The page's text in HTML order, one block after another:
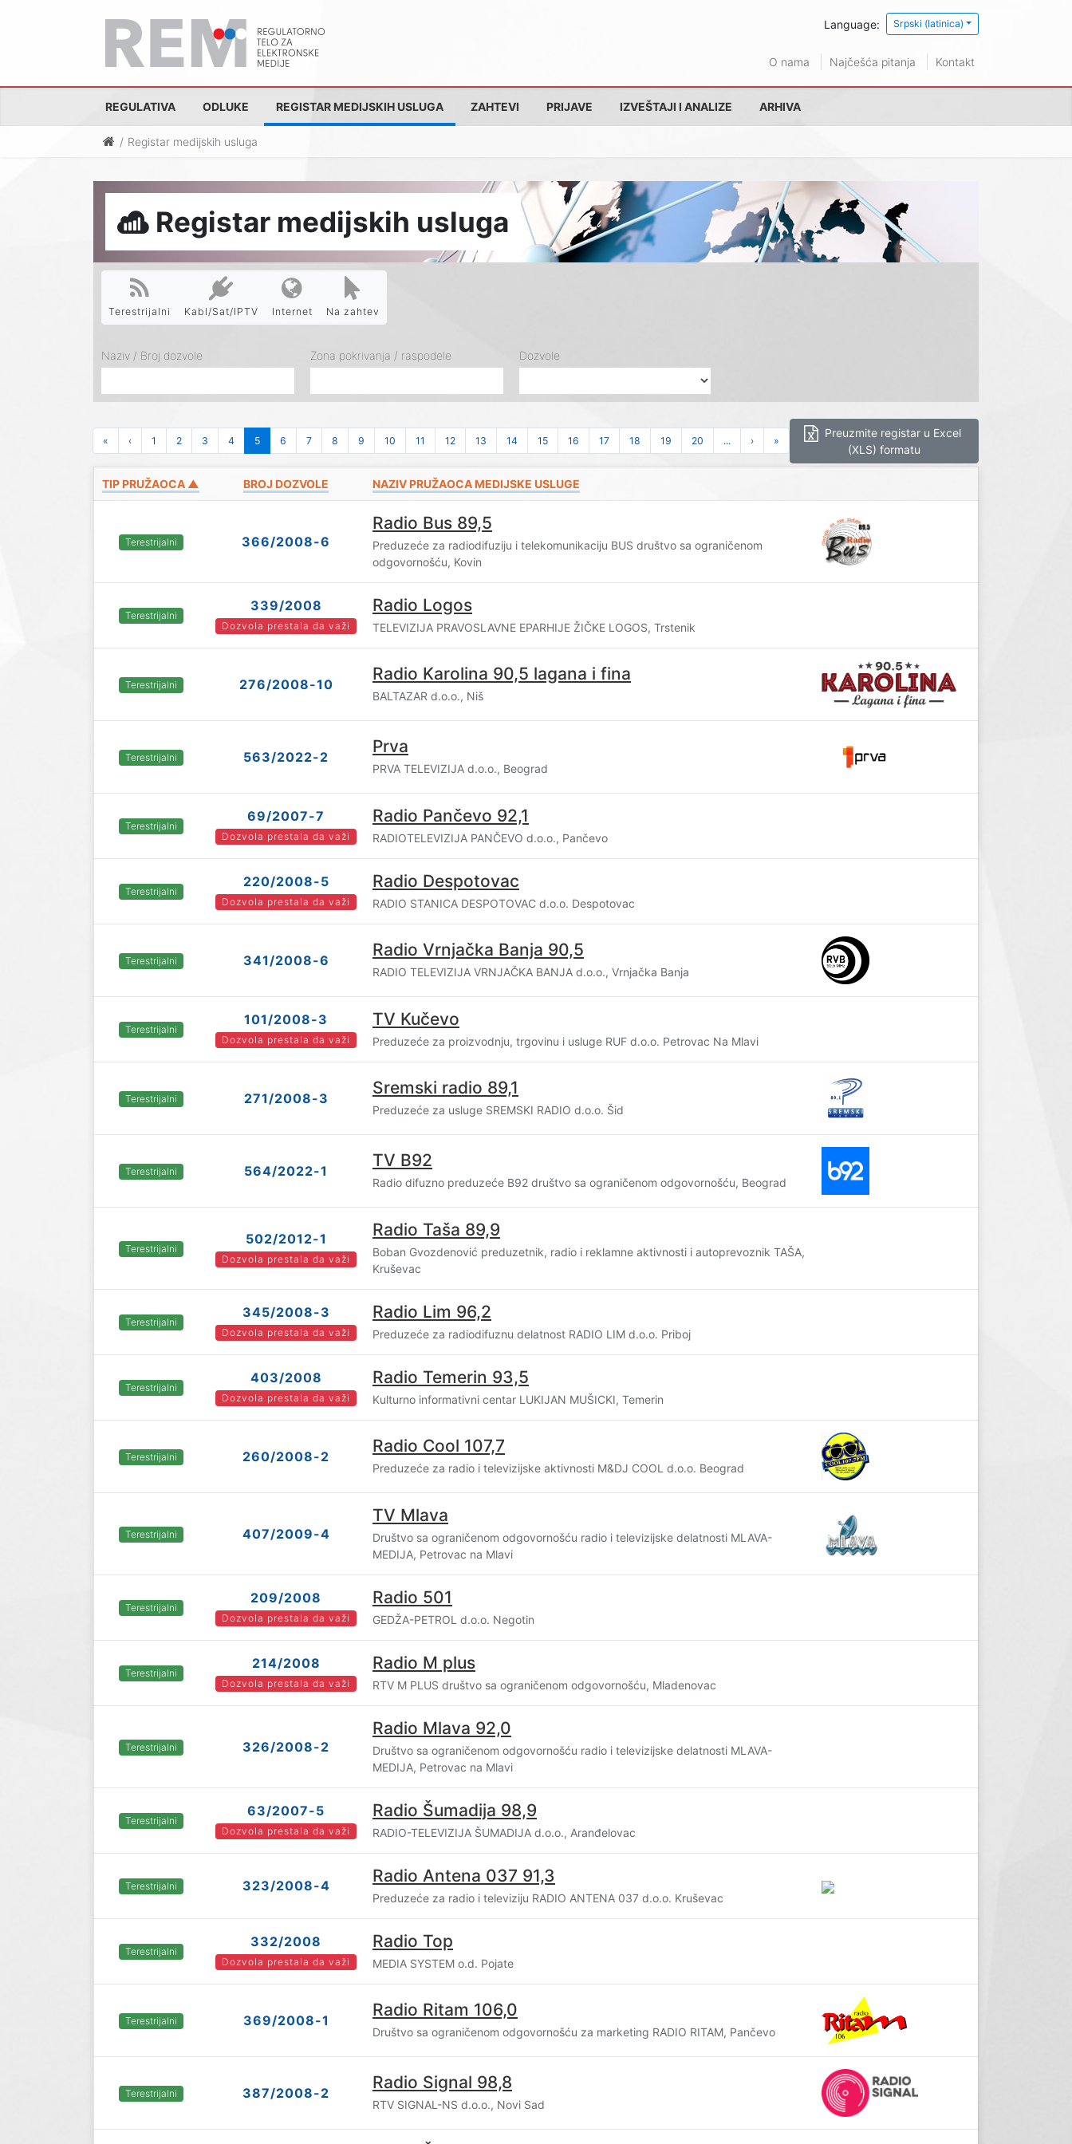
Language: Srpski (latinica)
O nama Najčešća pitanja Kontakt
REGULATIVA ODLUKE REGISTAR MEDIJSKIH USLUGA ZAHTEVI PRIJAVE IZVEŠTAJI I ANALIZE ARHIVA
Registar medijskih usluga
Registar medijskih usluga
Terestrijalni Kabl/Sat/IPTV Internet Na zahtev
Naziv / Broj dozvole Zona pokrivanja / raspodele Dozvole
« ‹ 1 2 3 4 5 6 7 8 9 10 11 12 13 14 15 16 17 18 19 20 ... › »
Preuzmite registar u Excel
(XLS) formatu
TIP PRUŽAOCA ▲ BROJ DOZVOLE NAZIV PRUŽAOCA MEDIJSKE USLUGE
Terestrijalni 366/2008-6
Radio Bus 89,5
Preduzeće za radiodifuziju i telekomunikaciju BUS društvo sa ograničenom
odgovornošću, Kovin
Terestrijalni
339/2008
Dozvola prestala da važi
Radio Logos
TELEVIZIJA PRAVOSLAVNE EPARHIJE ŽIČKE LOGOS, Trstenik
Terestrijalni 276/2008-10
Radio Karolina 90,5 lagana i fina
BALTAZAR d.o.o., Niš
Terestrijalni 563/2022-2
Prva
PRVA TELEVIZIJA d.o.o., Beograd
Terestrijalni
69/2007-7
Dozvola prestala da važi
Radio Pančevo 92,1
RADIOTELEVIZIJA PANČEVO d.o.o., Pančevo
Terestrijalni
220/2008-5
Dozvola prestala da važi
Radio Despotovac
RADIO STANICA DESPOTOVAC d.o.o. Despotovac
Terestrijalni 341/2008-6
Radio Vrnjačka Banja 90,5
RADIO TELEVIZIJA VRNJAČKA BANJA d.o.o., Vrnjačka Banja
Terestrijalni
101/2008-3
Dozvola prestala da važi
TV Kučevo
Preduzeće za proizvodnju, trgovinu i usluge RUF d.o.o. Petrovac Na Mlavi
Terestrijalni 271/2008-3
Sremski radio 89,1
Preduzeće za usluge SREMSKI RADIO d.o.o. Šid
Terestrijalni 564/2022-1
TV B92
Radio difuzno preduzeće B92 društvo sa ograničenom odgovornošću, Beograd
Terestrijalni
502/2012-1
Dozvola prestala da važi
Radio Taša 89,9
Boban Gvozdenović preduzetnik, radio i reklamne aktivnosti i autoprevoznik TAŠA,
Kruševac
Terestrijalni
345/2008-3
Dozvola prestala da važi
Radio Lim 96,2
Preduzeće za radiodifuznu delatnost RADIO LIM d.o.o. Priboj
Terestrijalni
403/2008
Dozvola prestala da važi
Radio Temerin 93,5
Kulturno informativni centar LUKIJAN MUŠICKI, Temerin
Terestrijalni 260/2008-2
Radio Cool 107,7
Preduzeće za radio i televizijske aktivnosti M&DJ COOL d.o.o. Beograd
Terestrijalni 407/2009-4
TV Mlava
Društvo sa ograničenom odgovornošću radio i televizijske delatnosti MLAVA-
MEDIJA, Petrovac na Mlavi
Terestrijalni
209/2008
Dozvola prestala da važi
Radio 501
GEDŽA-PETROL d.o.o. Negotin
Terestrijalni
214/2008
Dozvola prestala da važi
Radio M plus
RTV M PLUS društvo sa ograničenom odgovornošću, Mladenovac
Terestrijalni 326/2008-2
Radio Mlava 92,0
Društvo sa ograničenom odgovornošću radio i televizijske delatnosti MLAVA-
MEDIJA, Petrovac na Mlavi
Terestrijalni
63/2007-5
Dozvola prestala da važi
Radio Šumadija 98,9
RADIO-TELEVIZIJA ŠUMADIJA d.o.o., Aranđelovac
Terestrijalni 323/2008-4 Radio Antena 037 91,3
Preduzeće za radio i televiziju RADIO ANTENA 037 d.o.o. Kruševac
Terestrijalni
332/2008
Dozvola prestala da važi
Radio Top
MEDIA SYSTEM o.d. Pojate
Terestrijalni 369/2008-1
Radio Ritam 106,0
Društvo sa ograničenom odgovornošću za marketing RADIO RITAM, Pančevo
Terestrijalni 387/2008-2
Radio Signal 98,8
RTV SIGNAL-NS d.o.o., Novi Sad